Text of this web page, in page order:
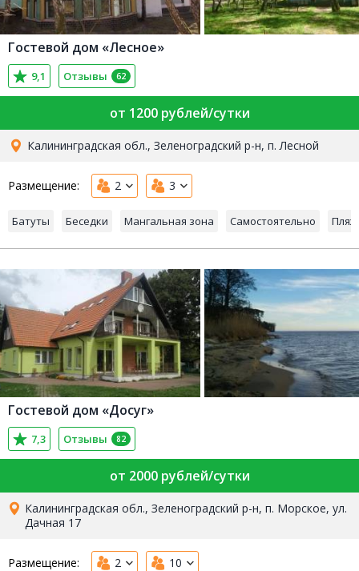
Гостевой дом «Лесное»
9,1 Отзывы 62
от 1200 рублей/сутки
Калининградская обл., Зеленоградский р-н, п. Лесной
Размещение: 2 3
Батуты Беседки Мангальная зона Самостоятельно Пляж
Гостевой дом «Досуг»
7,3 Отзывы 82
от 2000 рублей/сутки
Калининградская обл., Зеленоградский р-н, п. Морское, ул.
Дачная 17
Размещение: 2 10